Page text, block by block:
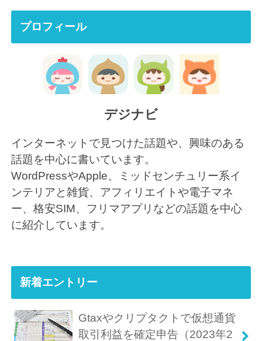
プロフィール
デジナビ
インターネットで見つけた話題や、興味のある
話題を中心に書いています。
WordPressやApple、ミッドセンチュリー系イ
ンテリアと雑貨、アフィリエイトや電子マネ
ー、格安SIM、フリマアプリなどの話題を中心
に紹介しています。
新着エントリー
Gtaxやクリプタクトで仮想通貨
取引利益を確定申告（2023年2